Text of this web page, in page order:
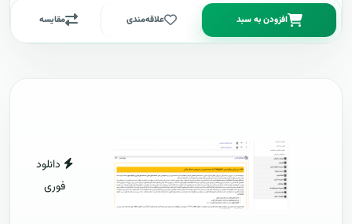
افزودن به سبد علاقه‌مندی مقایسه
دانلود
فوری